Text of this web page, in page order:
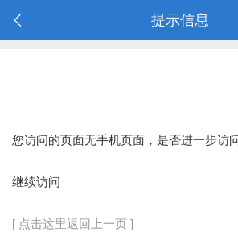
提示信息
您访问的页面无手机页面，是否进一步访
继续访问
[ 点击这里返回上一页 ]